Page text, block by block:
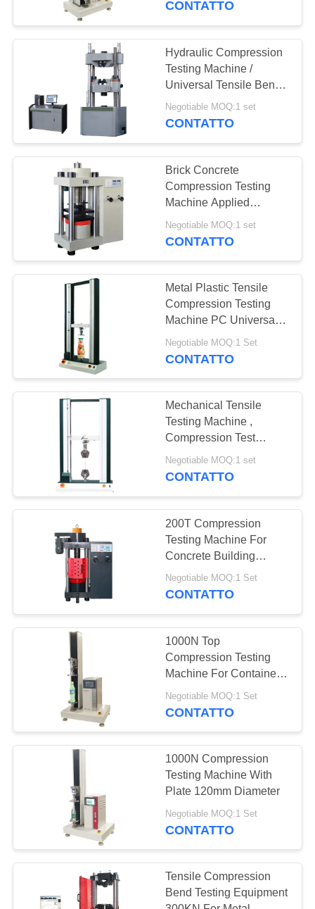
CONTATTO
Hydraulic Compression
Testing Machine /
Universal Tensile Bend
Material Testing
Instruments
Negotiable MOQ:1 set
CONTATTO
Brick Concrete
Compression Testing
Machine Applied
Cement Stone Building
Material
Negotiable MOQ:1 set
CONTATTO
Metal Plastic Tensile
Compression Testing
Machine PC Universal
Tester
Negotiable MOQ:1 Set
CONTATTO
Mechanical Tensile
Testing Machine ,
Compression Test
Equipment Endurable
And Artistic
Negotiable MOQ:1 set
CONTATTO
200T Compression
Testing Machine For
Concrete Building
Materials
Negotiable MOQ:1 Set
CONTATTO
1000N Top
Compression Testing
Machine For Container
Test
Negotiable MOQ:1 Set
CONTATTO
1000N Compression
Testing Machine With
Plate 120mm Diameter
Negotiable MOQ:1 Set
CONTATTO
Tensile Compression
Bend Testing Equipment